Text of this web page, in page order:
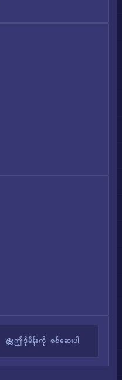
ဤဒိုမိန်းကို စစ်ဆေးပါ